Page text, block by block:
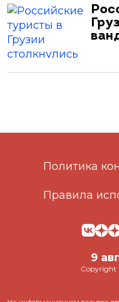
Политика
Правила
9
Copyright